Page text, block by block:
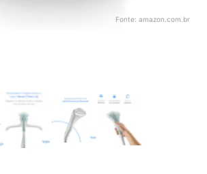
Fonte: amazon.com.br